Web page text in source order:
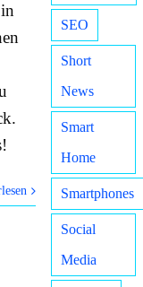
SEO
Short
News
Smart
Home
Smartphones
Social
Media